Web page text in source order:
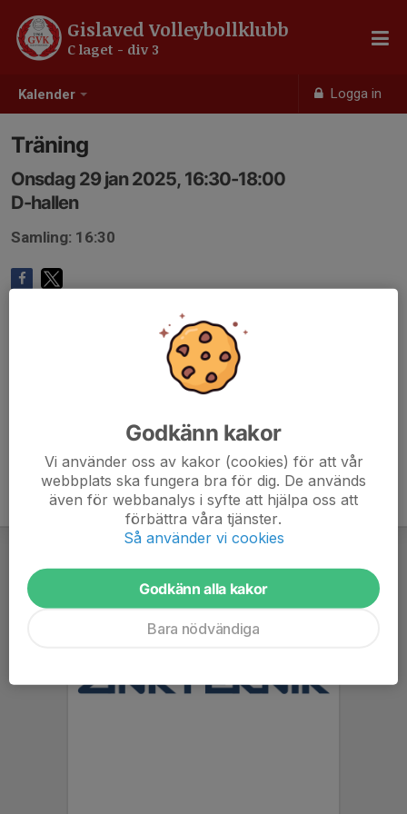
Kalender Logga in
Gislaved Volleybollklubb
C laget - div 3
Träning
Onsdag 29 jan 2025, 16:30-18:00
D-hallen
Samling: 16:30
Godkänn kakor
Vi använder oss av kakor (cookies) för att vår
webbplats ska fungera bra för dig. De används
även för webbanalys i syfte att hjälpa oss att
förbättra våra tjänster.
Så använder vi cookies
Godkänn alla kakor
Bara nödvändiga